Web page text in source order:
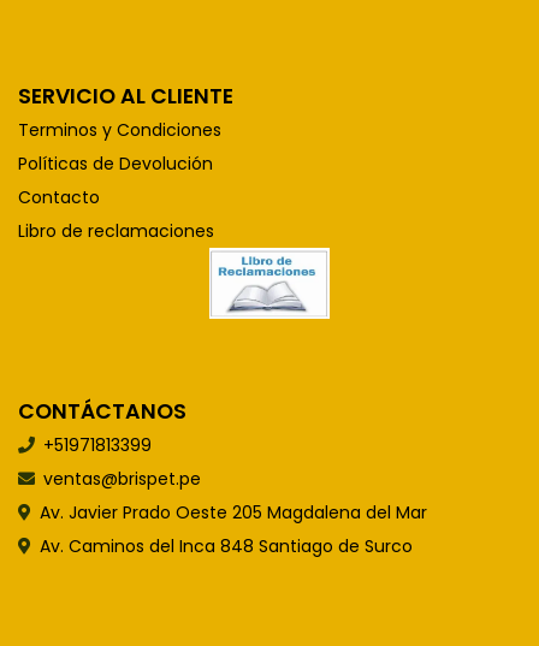
SERVICIO AL CLIENTE
Terminos y Condiciones
Políticas de Devolución
Contacto
Libro de reclamaciones
CONTÁCTANOS
+51971813399
ventas@brispet.pe
Av. Javier Prado Oeste 205 Magdalena del Mar
Av. Caminos del Inca 848 Santiago de Surco